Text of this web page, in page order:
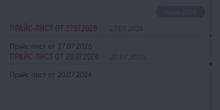
ПРАЙС-ЛИСТ ОТ 27.07.2026
Прайс-лист от 27.07.2026
ПРАЙС-ЛИСТ ОТ 20.07.2026
Прайс-лист от 20.07.2026